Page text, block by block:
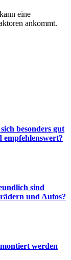
eine
ankommt.
besonders gut
sind
und Autos?
werden